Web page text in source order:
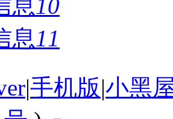
息 10
息 11
|手机版|小黑